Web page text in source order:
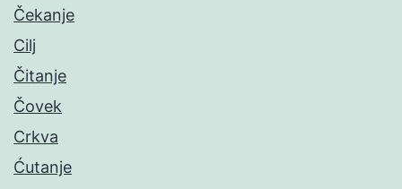
Čekanje
Cilj
Čitanje
Čovek
Crkva
Ćutanje